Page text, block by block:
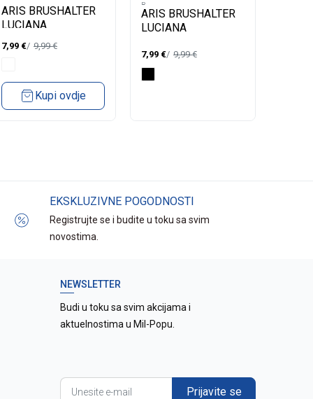
B -
ARIS BRUSHALTER
LUCIANA
7,99 € 9,99€
Kupi ovdje
B -
ARIS BRUSHALTER
LUCIANA
7,99 € 9,99€
EKSKLUZIVNE POGODNOSTI
Registrujte se i budite u toku sa svim
novostima.
NEWSLETTER
Budi u toku sa svim akcijama i
aktuelnostima u Mil-Popu.
Prijavite se